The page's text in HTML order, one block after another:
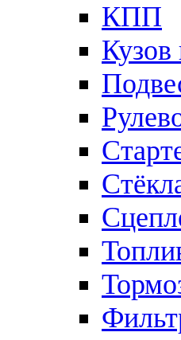
КПП